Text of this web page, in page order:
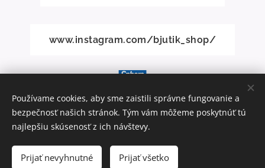
Do košíka
www.instagram.com/bjutik_shop/
Vytvorené službouWebnode Cookies
Používame cookies, aby sme zaistili správne fungovanie a
bezpečnosť našich stránok. Tým vám môžeme poskytnúť tú
najlepšiu skúsenosť z ich návštevy.
Prijať nevyhnutné Prijať všetko